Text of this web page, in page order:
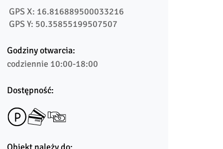
GPS X: 16.816889500033216
GPS Y: 50.35855199507507
Godziny otwarcia:
codziennie 10:00-18:00
Dostępność: